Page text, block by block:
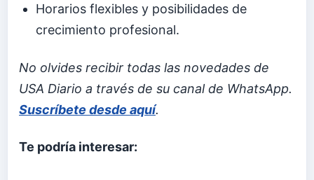
Horarios flexibles y posibilidades de
crecimiento profesional.
No olvides recibir todas las novedades de
USA Diario a través de su canal de WhatsApp.
Suscríbete desde aquí.
Te podría interesar: